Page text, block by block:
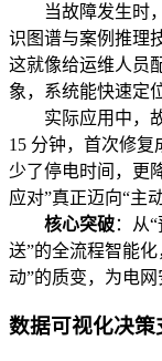
当故障发生时
识图谱与案例推理
这就像给运维人员
象，系统能快速定
实际应用中，
15 分钟，首次修复
少了停电时间，更
应对”真正迈向“主
核心突破：从
送”的全流程智能
动”的质变，为电网
数据可视化决策